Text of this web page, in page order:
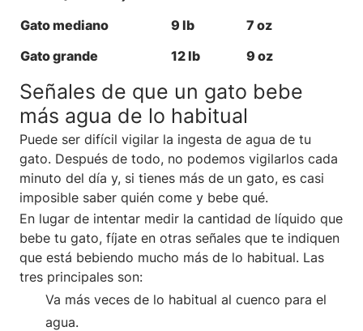
Gato mediano
9 lb
7 oz
Gato grande
12 lb 9 oz
Señales de que un gato bebe
más agua de lo habitual
Puede ser difícil vigilar la ingesta de agua de tu
gato. Después de todo, no podemos vigilarlos cada
minuto del día y, si tienes más de un gato, es casi
imposible saber quién come y bebe qué.
En lugar de intentar medir la cantidad de líquido que
bebe tu gato, fíjate en otras señales que te indiquen
que está bebiendo mucho más de lo habitual. Las
tres principales son:
Va más veces de lo habitual al cuenco para el
agua.